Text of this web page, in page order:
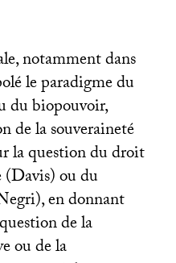
notamment dans
le paradigme du
du biopouvoir,
de la souveraineté
la question du droit
(Davis) ou du
en donnant
de la
ou de la